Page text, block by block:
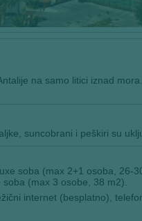
na samo litici iznad
suncobrani i peškiri su
soba (max 2+1 osoba, 26-
(max 3 osobe, 38 m2).
internet (besplatno),